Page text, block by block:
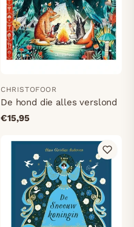
CHRISTOFOOR
De hond die alles verslond
€15,95